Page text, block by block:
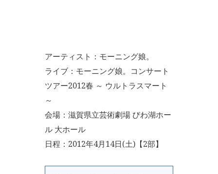
アーティスト：モーニング娘。
ライブ：モーニング娘。コンサート
ツアー2012春 ～ ウルトラスマート
～
会場：滋賀県立芸術劇場 びわ湖ホー
ル 大ホール
日程：2012年4月14日(土)【2部】